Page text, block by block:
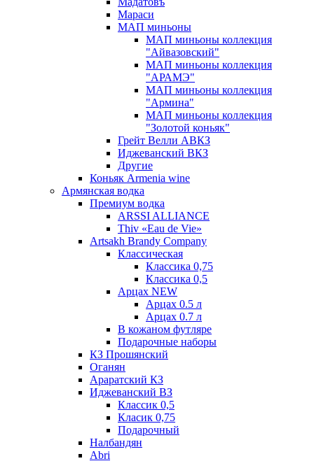
Мараси
МАП миньоны
МАП миньоны коллекция
"Айвазовский"
МАП миньоны коллекция
"АРАМЭ"
МАП миньоны коллекция
"Армина"
МАП миньоны коллекция
"Золотой коньяк"
Грейт Велли АВКЗ
Иджеванский ВКЗ
Другие
Коньяк Armenia wine
Армянская водка
Премиум водка
ARSSI ALLIANCE
Thiv «Eau de Vie»
Artsakh Brandy Company
Классическая
Классика 0,75
Классика 0,5
Арцах NEW
Арцах 0.5 л
Арцах 0.7 л
В кожаном футляре
Подарочные наборы
КЗ Прошянский
Оганян
Араратский КЗ
Иджеванский ВЗ
Классик 0,5
Класик 0,75
Подарочный
Налбандян
Abri